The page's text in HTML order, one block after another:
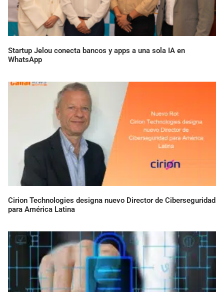
Startup Jelou conecta bancos y apps a una sola IA en
WhatsApp
Cirion Technologies designa nuevo Director de Ciberseguridad
para América Latina